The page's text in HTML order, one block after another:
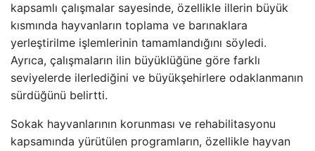
kapsamlı çalışmalar sayesinde, özellikle illerin büyük
kısmında hayvanların toplama ve barınaklara
yerleştirilme işlemlerinin tamamlandığını söyledi.
Ayrıca, çalışmaların ilin büyüklüğüne göre farklı
seviyelerde ilerlediğini ve büyükşehirlere odaklanmanın
sürdüğünü belirtti.
Sokak hayvanlarının korunması ve rehabilitasyonu
kapsamında yürütülen programların, özellikle hayvan